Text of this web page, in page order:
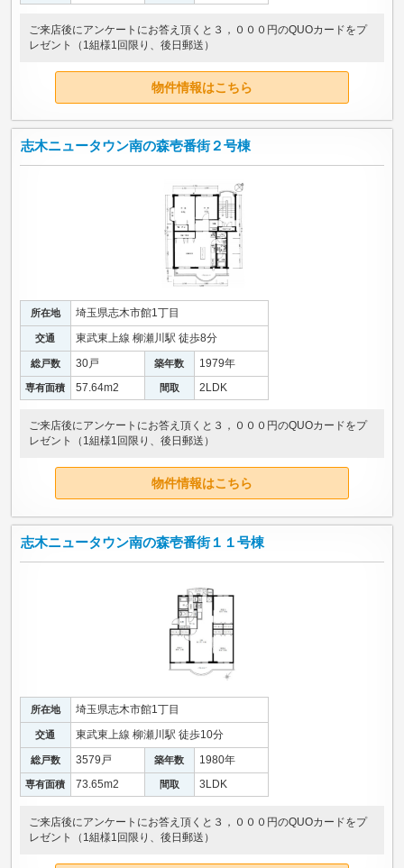
ご来店後にアンケートにお答え頂くと３，０００円のQUOカードをプ
レゼント（1組様1回限り、後日郵送）
物件情報はこちら
志木ニュータウン南の森壱番街２号棟
所在地 埼玉県志木市館1丁目
交通 東武東上線 柳瀬川駅 徒歩8分
総戸数 30戸 築年数 1979年
専有面積 57.64m2 間取 2LDK
ご来店後にアンケートにお答え頂くと３，０００円のQUOカードをプ
レゼント（1組様1回限り、後日郵送）
物件情報はこちら
志木ニュータウン南の森壱番街１１号棟
所在地 埼玉県志木市館1丁目
交通 東武東上線 柳瀬川駅 徒歩10分
総戸数 3579戸 築年数 1980年
専有面積 73.65m2 間取 3LDK
ご来店後にアンケートにお答え頂くと３，０００円のQUOカードをプ
レゼント（1組様1回限り、後日郵送）